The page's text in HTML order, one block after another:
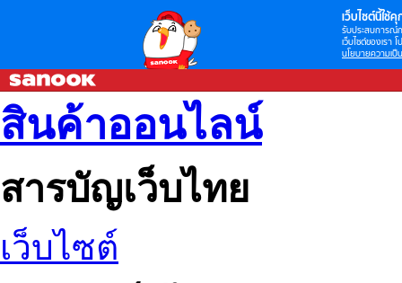
เว็บไซต์นี้ใช้คุ
รับประสบการณ์
เว็บไซต์ของเรา
นโยบายความเป็
สินค้าออนไลน์
สารบัญเว็บไทย
เว็บไซต์